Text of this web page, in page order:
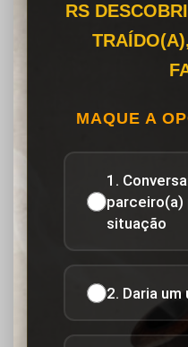
RS
MAQUE A
1.
parceiro(a)
situação
2. Daria